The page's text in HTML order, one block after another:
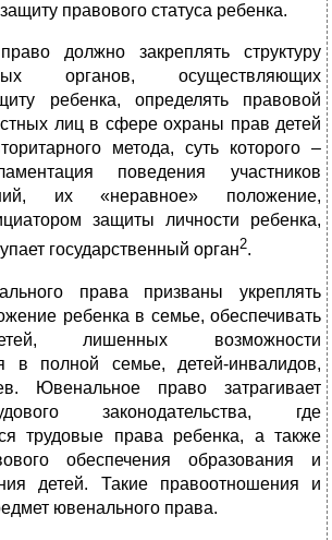
правового статуса ребенка.
должно закреплять структуру
органов, осуществляющих
ребенка, определять правовой
лиц в сфере охраны прав детей
метода, суть которого –
поведения участников
их «неравное» положение,
защиты личности ребенка,
государственный орган2.
права призваны укреплять
ребенка в семье, обеспечивать
лишенных возможности
в полной семье, детей-инвалидов,
Ювенальное право затрагивает
законодательства, где
трудовые права ребенка, а также
обеспечения образования и
детей. Такие правоотношения и
ювенального права.